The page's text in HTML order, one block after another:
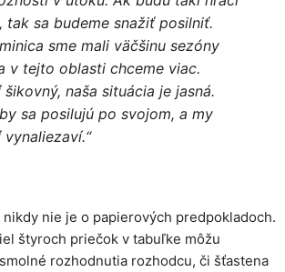
tak sa budeme snažiť posilniť.
sme mali väčšinu sezóny
v tejto oblasti chceme viac.
naša situácia je jasná.
sa posilujú po svojom, a my
nie je o papierových predpokladoch.
štyroch priečok v tabuľke môžu
rozhodnutia rozhodcu, či šťastena